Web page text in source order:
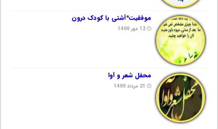
موفقیت*آشتی با کودک درون
12 مهر 1400
محفل شعر و آوا
21 مرداد 1400